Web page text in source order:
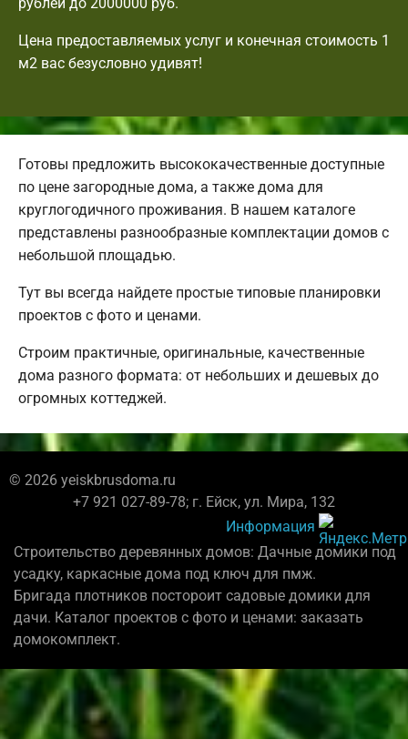
Цена предоставляемых услуг и конечная стоимость 1
м2 вас безусловно удивят!
Готовы предложить высококачественные доступные
по цене загородные дома, а также дома для
круглогодичного проживания. В нашем каталоге
представлены разнообразные комплектации домов с
небольшой площадью.
Тут вы всегда найдете простые типовые планировки
проектов с фото и ценами.
Строим практичные, оригинальные, качественные
дома разного формата: от небольших и дешевых до
огромных коттеджей.
© 2026 yeiskbrusdoma.ru
+7 921 027-89-78; г. Ейск, ул. Мира, 132
Информация
Строительство деревянных домов: Дачные домики под
усадку, каркасные дома под ключ для пмж.
Бригада плотников постороит садовые домики для
дачи. Каталог проектов с фото и ценами: заказать
домокомплект.